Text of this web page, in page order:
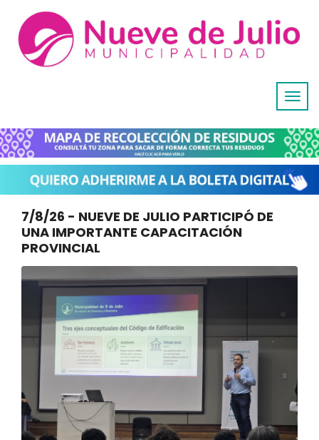
7/8/26 - NUEVE DE JULIO PARTICIPÓ DE
UNA IMPORTANTE CAPACITACIÓN
PROVINCIAL